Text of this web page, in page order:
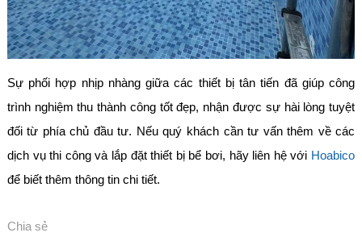
Sự phối hợp nhịp nhàng giữa các thiết bị tân tiến đã giúp công
trình nghiệm thu thành công tốt đẹp, nhận được sự hài lòng tuyệt
đối từ phía chủ đầu tư. Nếu quý khách cần tư vấn thêm về các
dịch vụ thi công và lắp đặt thiết bị bể bơi, hãy liên hệ với Hoabico
để biết thêm thông tin chi tiết.
Chia sẻ